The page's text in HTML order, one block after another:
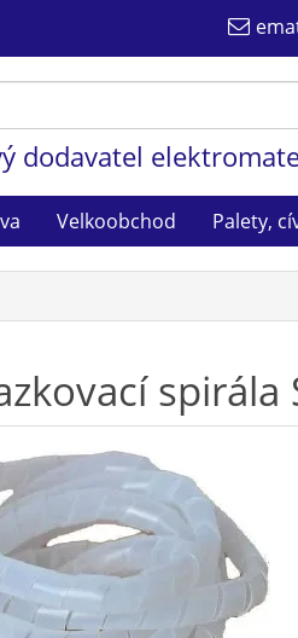
dodavatel
Velkoobchod Palety,
spirála